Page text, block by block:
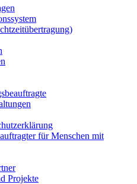
für Menschen mit
Projekte